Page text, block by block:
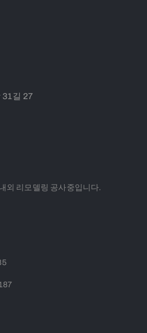
31길 27
외 리모델링 공사중입니다.